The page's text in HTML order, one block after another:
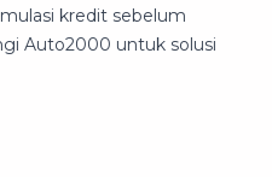
kredit sebelum
Auto2000 untuk solusi